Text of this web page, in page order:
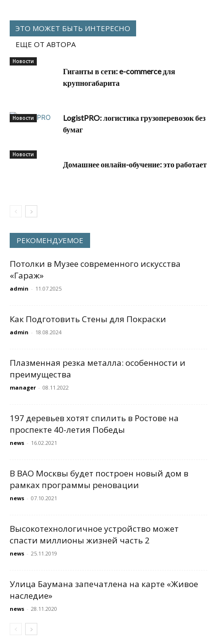
ЭТО МОЖЕТ БЫТЬ ИНТЕРЕСНО
ЕЩЕ ОТ АВТОРА
Новости
Гиганты в сети: e-commerce для
крупногабарита
Новости
LogistPRO: логистика грузоперевозок без
бумаг
Новости
Домашнее онлайн-обучение: это работает
РЕКОМЕНДУЕМОЕ
Потолки в Музее современного искусства
«Гараж»
admin - 11.07.2025
Как Подготовить Стены для Покраски
admin - 18.08.2024
Плазменная резка металла: особенности и
преимущества
manager - 08.11.2022
197 деревьев хотят спилить в Ростове на
проспекте 40-летия Победы
news - 16.02.2021
В ВАО Москвы будет построен новый дом в
рамках программы реновации
news - 07.10.2021
Высокотехнологичное устройство может
спасти миллионы жизней часть 2
news - 25.11.2019
Улица Баумана запечатлена на карте «Живое
наследие»
news - 28.11.2020